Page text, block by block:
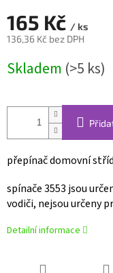
165 Kč / ks
136,36 Kč bez DPH
cena:
Skladem (>5 ks)
přepínač domovní
spínače 3553 jsou
vodiči, nejsou určeny
Detailní informace